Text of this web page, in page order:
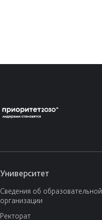
Университет
Сведения об образовательной
организации
Ректорат